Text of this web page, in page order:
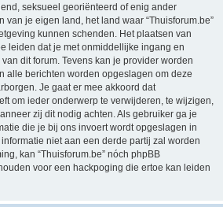
seksueel georiënteerd of enig ander
van je eigen land, het land waar “Thuisforum.be”
kunnen schenden. Het plaatsen van
leiden dat je met onmiddellijke ingang en
dit forum. Tevens kan je provider worden
alle berichten worden opgeslagen om deze
Je gaat er mee akkoord dat
om ieder onderwerp te verwijderen, te wijzigen,
zij dit nodig achten. Als gebruiker ga je
die je bij ons invoert wordt opgeslagen in
niet aan een derde partij zal worden
kan “Thuisforum.be” nóch phpBB
voor een hackpoging die ertoe kan leiden